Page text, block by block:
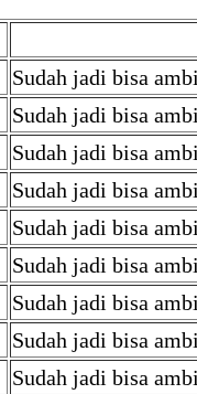
Sudah jadi bisa
Sudah jadi bisa
Sudah jadi bisa
Sudah jadi bisa
Sudah jadi bisa
Sudah jadi bisa
Sudah jadi bisa
Sudah jadi bisa
Sudah jadi bisa